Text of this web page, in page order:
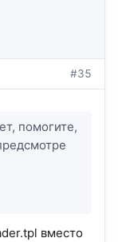
#35
помогите,
вместо